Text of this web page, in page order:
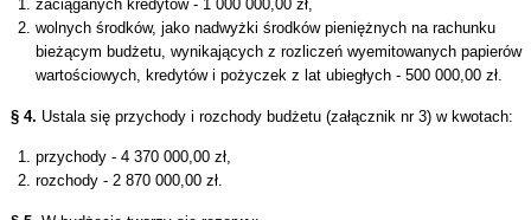
zaciąganych kredytów - 1 000 000,00 zł,
wolnych środków, jako nadwyżki środków pieniężnych na rachunku
bieżącym budżetu, wynikających z rozliczeń wyemitowanych papierów
wartościowych, kredytów i pożyczek z lat ubiegłych - 500 000,00 zł.
§ 4. Ustala się przychody i rozchody budżetu (załącznik nr 3) w kwotach:
przychody - 4 370 000,00 zł,
rozchody - 2 870 000,00 zł.